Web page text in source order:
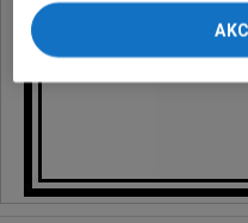
chwili zmienić swoje
ponownie wywołując
preferencjami dot.
odnośnik „Ustawienia
przechodząc do sekcji
My, nasi Zaufani Partnerzy